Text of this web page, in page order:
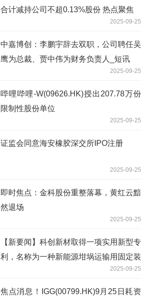
合计减持公司不超0.13%股份 热点聚焦
2025-09-25
中嘉博创：李鹏宇辞去双职，公司聘任吴
鹰为总裁、贾中伟为财务负责人_短讯
2025-09-25
哔哩哔哩-W(09626.HK)授出207.78万份
限制性股份单位
2025-09-25
证监会同意海安橡胶深交所IPO注册
2025-09-25
即时焦点：金科股份重整落幕，黄红云黯
然退场
2025-09-25
【新要闻】科创新材取得一项实用新型专
利，名称为一种新能源坩埚运输用固定装
2025-09-25
焦点消息！IGG(00799.HK)9月25日耗资